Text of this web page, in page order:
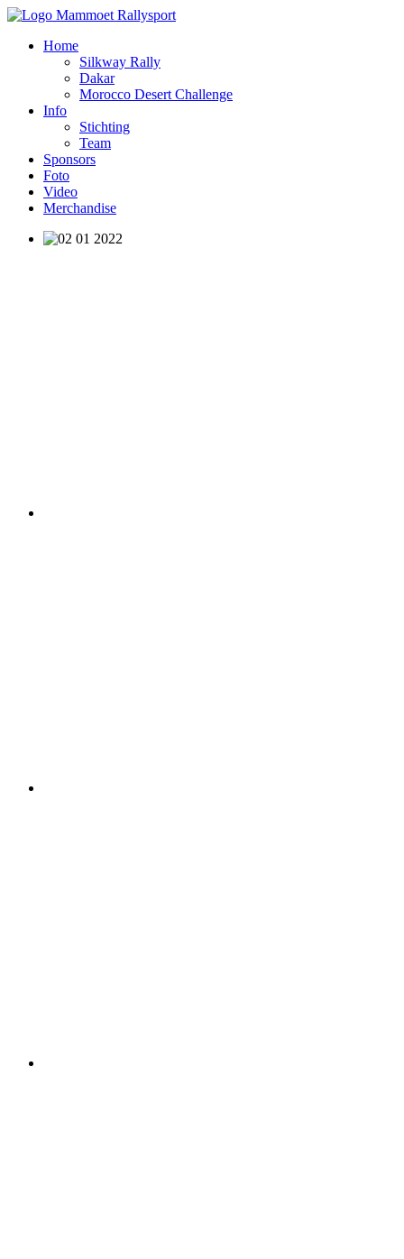
Home
Silkway Rally
Dakar
Morocco Desert Challenge
Info
Stichting
Team
Sponsors
Foto
Video
Merchandise